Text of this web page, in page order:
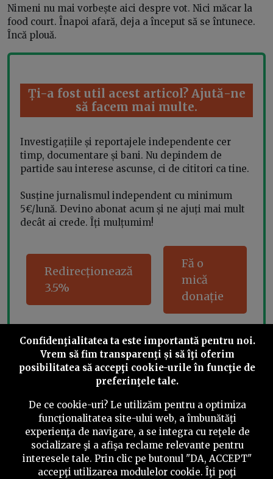
Nimeni nu mai vorbește aici despre vot. Nici măcar la
food court. Înapoi afară, deja a început să se întunece.
Încă plouă.
Ți-a fost util acest articol? Ajută-ne
să facem mai multe.
Investigațiile și reportajele independente cer
timp, documentare și bani. Nu depindem de
partide sau interese ascunse, ci de cititori ca tine.
Susține jurnalismul independent cu minimum
5€/lună. Devino abonat acum și ne ajuți mai mult
decât ai crede. Îți mulțumim!
Redirecționează
3.5%
Fă o
mică
donație
Share this
©2026 PressOne.ro
RSSNewslettereDespre noiPolitica editorială
Confidenţialitatea ta este importantă pentru noi.
Vrem să fim transparenţi și să îţi oferim
posibilitatea să accepţi cookie-urile în funcţie de
preferinţele tale.
De ce cookie-uri? Le utilizăm pentru a optimiza
funcţionalitatea site-ului web, a îmbunătăţi
experienţa de navigare, a se integra cu reţele de
socializare şi a afişa reclame relevante pentru
interesele tale. Prin clic pe butonul "DA, ACCEPT"
accepţi utilizarea modulelor cookie. Îţi poţi